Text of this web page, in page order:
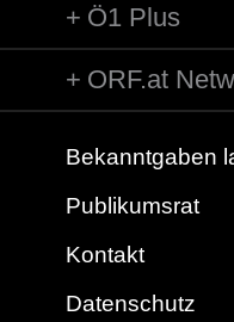
Ö1 Plus
ORF.at
Bekanntgaben
Publikumsrat
Kontakt
Datenschutz